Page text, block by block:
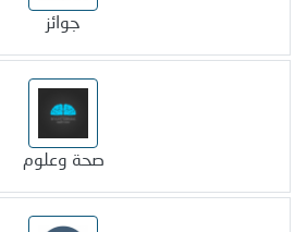
جوائز
صحة وعلوم